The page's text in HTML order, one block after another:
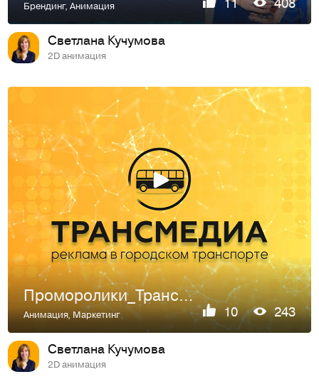
Брендинг,Анимация
Светлана Кучумова
2D анимация
Проморолики_Трансмедиа
Анимация,Маркетинг 10 243
Светлана Кучумова
2D анимация